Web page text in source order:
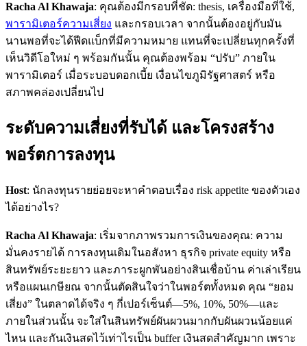
Racha Al Khawaja: คุณต้องมีกรอบที่ชัด: thesis, เครื่องมือที่ใช้,
พารามิเตอร์ความเสี่ยง และกรอบเวลา จากนั้นต้องอยู่กับมัน
นานพอที่จะได้ฟีดแบ็กที่มีความหมาย แทนที่จะเปลี่ยนทุกครั้งที่
เห็นวิดีโอใหม่ ๆ พร้อมกันนั้น คุณต้องพร้อม “ปรับ” ภายใน
พารามิเตอร์ เมื่อระบอบดอกเบี้ย เงื่อนไขภูมิรัฐศาสตร์ หรือ
สภาพคล่องเปลี่ยนไป
ระดับความเสี่ยงที่รับได้ และโครงสร้าง
พอร์ตการลงทุน
Host: นักลงทุนรายย่อยจะหาคำตอบเรื่อง risk appetite ของตัวเอง
ได้อย่างไร?
Racha Al Khawaja: เริ่มจากภาพรวมการเงินของคุณ: ความ
มั่นคงรายได้ การลงทุนเดิมในอสังหา ธุรกิจ private equity หรือ
สินทรัพย์ระยะยาว และภาระผูกพันอย่างสินเชื่อบ้าน ค่าเล่าเรียน
หรือแผนเกษียณ จากนั้นตัดสินใจว่าในพอร์ตทั้งหมด คุณ “ยอม
เสี่ยง” ในตลาดได้จริง ๆ กี่เปอร์เซ็นต์—5%, 10%, 50%—และ
ภายในส่วนนั้น จะใส่ในสินทรัพย์ผันผวนมากกับผันผวนน้อยแค่
ไหน และกันเงินสดไว้เท่าไรเป็น buffer เงินสดสำคัญมาก เพราะ